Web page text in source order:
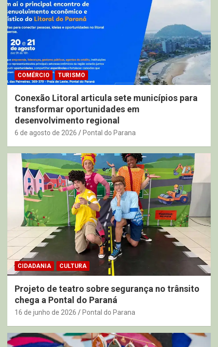
COMÉRCIO TURISMO
Conexão Litoral articula sete municípios para
transformar oportunidades em
desenvolvimento regional
6 de agosto de 2026 Pontal do Parana
CIDADANIA CULTURA
Projeto de teatro sobre segurança no trânsito
chega a Pontal do Paraná
16 de junho de 2026 Pontal do Parana